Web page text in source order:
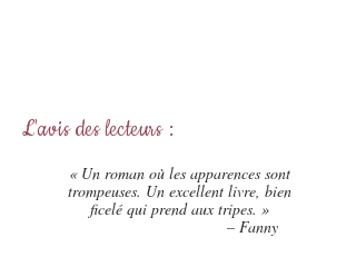
L'avis des lecteurs :
« Un roman où les apparences sont
trompeuses. Un excellent livre, bien
ficelé qui prend aux tripes. »
– Fanny